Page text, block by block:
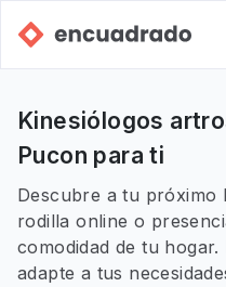
Kinesiólogos
Pucon para ti
Descubre a tu próximo
rodilla online o
comodidad de tu
adapte a tus